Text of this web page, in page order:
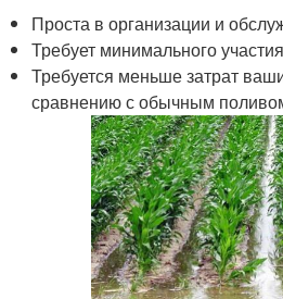
Проста в организации и
Требует минимального
Требуется меньше затрат
сравнению с обычным